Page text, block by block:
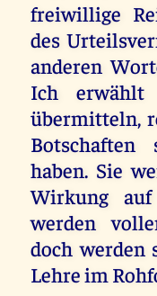
freiwillige
des
anderen
Ich
übermitteln,
Botschaften
haben. Sie
Wirkung
werden
doch werden
Lehre im